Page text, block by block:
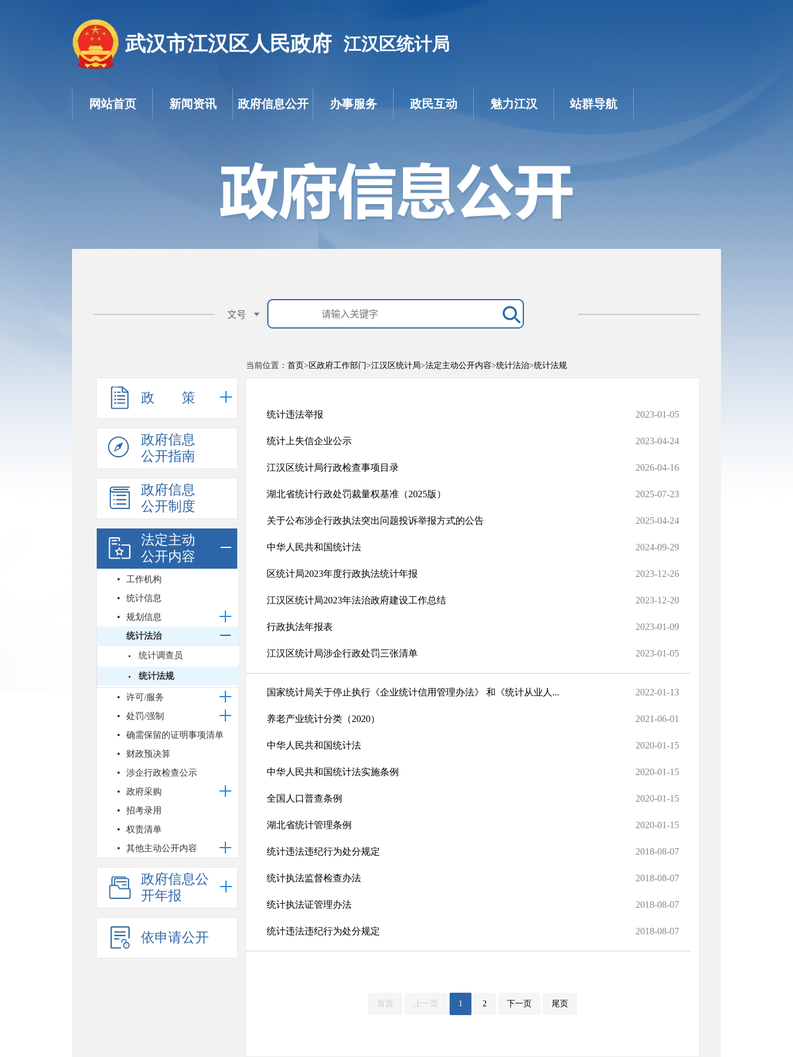
武汉市江汉区人民政府 江汉区统计局
网站首页 新闻资讯 政府信息公开 办事服务 政民互动 魅力江汉 站群导航
政 策
政府信息
公开指南
政府信息
公开制度
法定主动
公开内容
工作机构
统计信息
规划信息
统计法治
统计调查员
统计法规
许可/服务
处罚/强制
确需保留的证明事项清单
财政预决算
涉企行政检查公示
政府采购
招考录用
权责清单
其他主动公开内容
政府信息公
开年报
依申请公开
当前位置： 首页> 区政府工作部门>江汉区统计局>法定主动公开内容>统计法治>统计法规
统计违法举报 2023-01-05
统计上失信企业公示 2023-04-24
江汉区统计局行政检查事项目录 2026-04-16
湖北省统计行政处罚裁量权基准（2025版） 2025-07-23
关于公布涉企行政执法突出问题投诉举报方式的公告 2025-04-24
中华人民共和国统计法 2024-09-29
区统计局2023年度行政执法统计年报 2023-12-26
江汉区统计局2023年法治政府建设工作总结 2023-12-20
行政执法年报表 2023-01-09
江汉区统计局涉企行政处罚三张清单 2023-01-05
国家统计局关于停止执行《企业统计信用管理办法》 和《统计从业人... 2022-01-13
养老产业统计分类（2020） 2021-06-01
中华人民共和国统计法 2020-01-15
中华人民共和国统计法实施条例 2020-01-15
全国人口普查条例 2020-01-15
湖北省统计管理条例 2020-01-15
统计违法违纪行为处分规定 2018-08-07
统计执法监督检查办法 2018-08-07
统计执法证管理办法 2018-08-07
统计违法违纪行为处分规定 2018-08-07
首页 上一页 1 2 下一页 尾页